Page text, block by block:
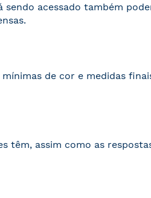
acessado também
de cor e medidas
têm, assim como as